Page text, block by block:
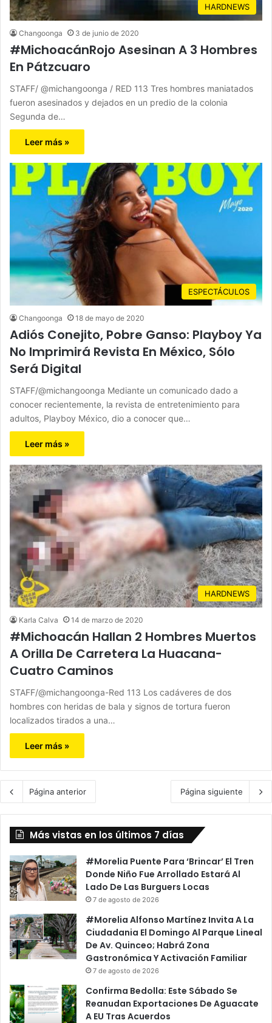
HARDNEWS
Changoonga 3 de junio de 2020
#MichoacánRojo Asesinan A 3 Hombres
En Pátzcuaro
STAFF/ @michangoonga / RED 113 Tres hombres maniatados
fueron asesinados y dejados en un predio de la colonia
Segunda de…
Leer más »
ESPECTÁCULOS
Changoonga 18 de mayo de 2020
Adiós Conejito, Pobre Ganso: Playboy Ya
No Imprimirá Revista En México, Sólo
Será Digital
STAFF/@michangoonga Mediante un comunicado dado a
conocer recientemente, la revista de entretenimiento para
adultos, Playboy México, dio a conocer que…
Leer más »
HARDNEWS
Karla Calva 14 de marzo de 2020
#Michoacán Hallan 2 Hombres Muertos
A Orilla De Carretera La Huacana-
Cuatro Caminos
STAFF/@michangoonga-Red 113 Los cadáveres de dos
hombres con heridas de bala y signos de tortura fueron
localizados tirados a una…
Leer más »
Página anterior Página siguiente
Más vistas en los últimos 7 días
#Morelia Puente Para ‘Brincar’ El Tren
Donde Niño Fue Arrollado Estará Al
Lado De Las Burguers Locas
7 de agosto de 2026
#Morelia Alfonso Martínez Invita A La
Ciudadania El Domingo Al Parque Lineal
De Av. Quinceo; Habrá Zona
Gastronómica Y Activación Familiar
7 de agosto de 2026
Confirma Bedolla: Este Sábado Se
Reanudan Exportaciones De Aguacate
A EU Tras Acuerdos